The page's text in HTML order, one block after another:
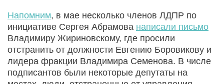
Напомним, в мае несколько членов ЛДПР по
инициативе Сергея Абрамова написали письмо
Владимиру Жириновскому, где просили
отстранить от должности Евгению Боровикову и
лидера фракции Владимира Семенова. В числе
подписантов были некоторые депутаты на